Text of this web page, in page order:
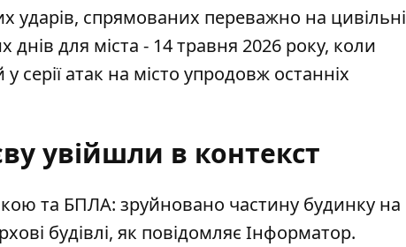
ударів, спрямованих переважно на цивільні
для міста - 14 травня 2026 року, коли
атак на місто упродовж останніх
увійшли в контекст
та БПЛА: зруйновано частину будинку на
будівлі, як повідомляє Інформатор.